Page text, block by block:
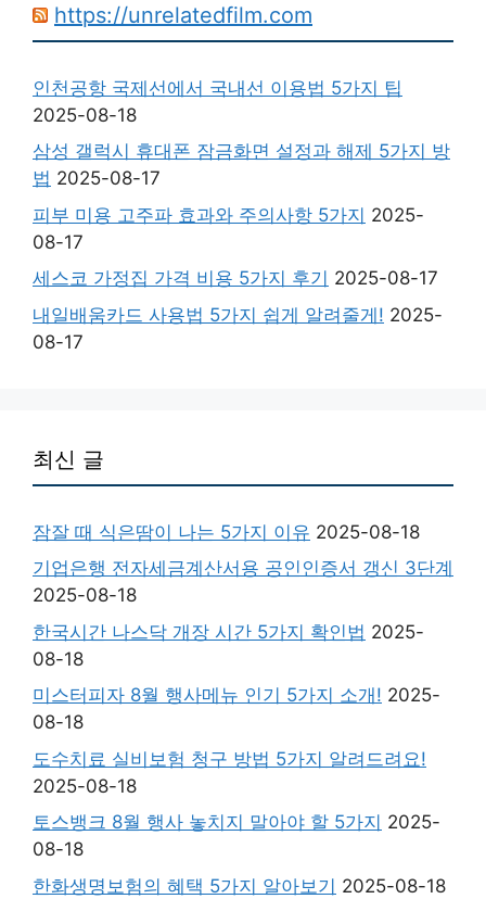
https://unrelatedfilm.com
인천공항 국제선에서 국내선 이용법 5가지 팁
2025-08-18
삼성 갤럭시 휴대폰 잠금화면 설정과 해제 5가지 방
법 2025-08-17
피부 미용 고주파 효과와 주의사항 5가지 2025-
08-17
세스코 가정집 가격 비용 5가지 후기 2025-08-17
내일배움카드 사용법 5가지 쉽게 알려줄게! 2025-
08-17
최신 글
잠잘 때 식은땀이 나는 5가지 이유 2025-08-18
기업은행 전자세금계산서용 공인인증서 갱신 3단계
2025-08-18
한국시간 나스닥 개장 시간 5가지 확인법 2025-
08-18
미스터피자 8월 행사메뉴 인기 5가지 소개! 2025-
08-18
도수치료 실비보험 청구 방법 5가지 알려드려요!
2025-08-18
토스뱅크 8월 행사 놓치지 말아야 할 5가지 2025-
08-18
한화생명보험의 혜택 5가지 알아보기 2025-08-18